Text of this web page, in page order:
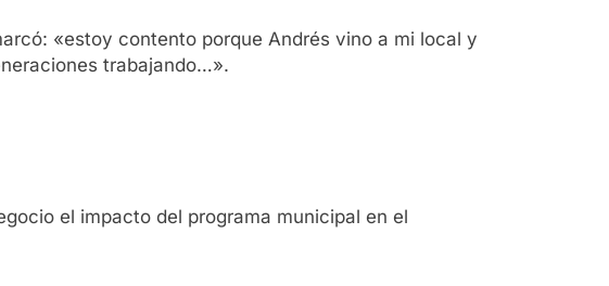
«estoy contento porque Andrés vino a mi local y
trabajando…».
el impacto del programa municipal en el